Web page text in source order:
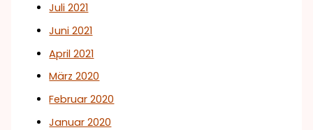
Juli 2021
Juni 2021
April 2021
März 2020
Februar 2020
Januar 2020